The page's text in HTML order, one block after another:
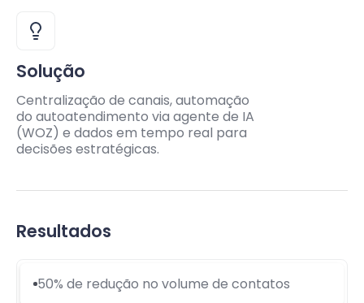
Solução
Centralização de canais, automação
do autoatendimento via agente de IA
(WOZ) e dados em tempo real para
decisões estratégicas.
Resultados
50% de redução no volume de contatos